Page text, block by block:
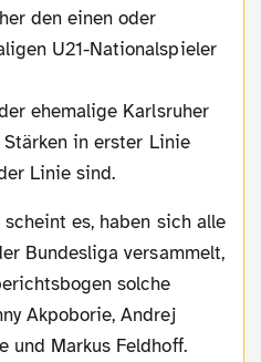
den einen oder
U21-Nationalspieler
ehemalige Karlsruher
in erster Linie
Linie sind.
Bundesliga versammelt,
solche
Akpoborie, Andrej
und Markus Feldhoff.